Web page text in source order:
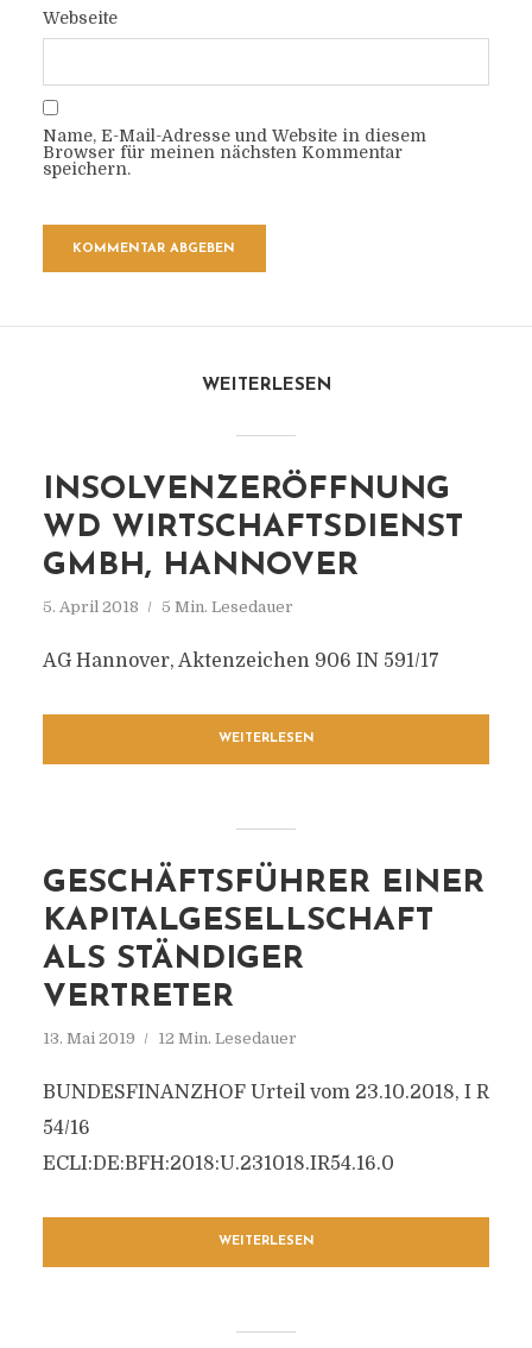
Webseite
Name, E-Mail-Adresse und Website in diesem
Browser für meinen nächsten Kommentar
speichern.
WEITERLESEN
INSOLVENZERÖFFNUNG
WD WIRTSCHAFTSDIENST
GMBH, HANNOVER
5. April 2018 5 Min. Lesedauer
AG Hannover, Aktenzeichen 906 IN 591/17
WEITERLESEN
GESCHÄFTSFÜHRER EINER
KAPITALGESELLSCHAFT
ALS STÄNDIGER
VERTRETER
13. Mai 2019 12 Min. Lesedauer
BUNDESFINANZHOF Urteil vom 23.10.2018, I R
54/16
ECLI:DE:BFH:2018:U.231018.IR54.16.0
WEITERLESEN